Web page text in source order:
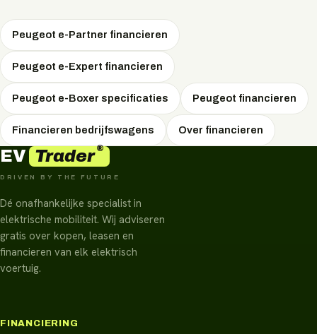
Peugeot e-Partner financieren
Peugeot e-Expert financieren
Peugeot e-Boxer specificaties Peugeot financieren
Financieren bedrijfswagens Over financieren
EV Trader®
DRIVEN BY THE FUTURE
Dé onafhankelijke specialist in
elektrische mobiliteit. Wij adviseren
gratis over kopen, leasen en
financieren van elk elektrisch
voertuig.
FINANCIERING